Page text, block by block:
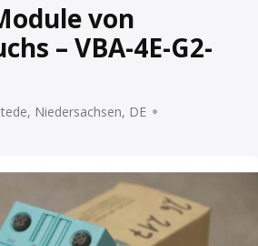
von
– VBA-4E-G2-
Niedersachsen, DE